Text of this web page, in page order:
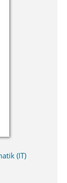
(IT)